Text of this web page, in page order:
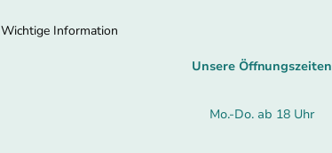
Wichtige Information
Unsere Öffnungszeiten
Mo.-Do. ab 18 Uhr